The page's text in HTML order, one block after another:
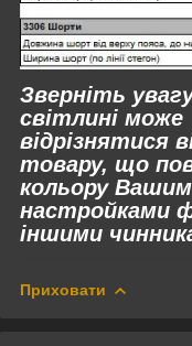
Зверніть
світлині може
відрізнятися
товару, що
кольору
настройками
іншими
Приховати